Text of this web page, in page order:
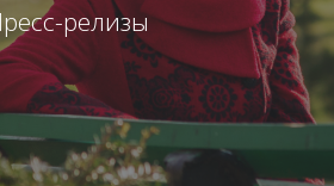
релизы